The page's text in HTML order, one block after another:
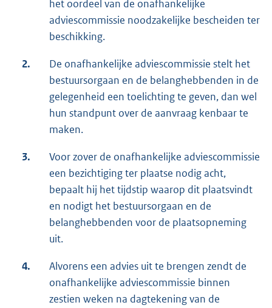
het oordeel van de onafhankelijke
adviescommissie noodzakelijke bescheiden ter
beschikking.
2.
De onafhankelijke adviescommissie stelt het
bestuursorgaan en de belanghebbenden in de
gelegenheid een toelichting te geven, dan wel
hun standpunt over de aanvraag kenbaar te
maken.
3.
Voor zover de onafhankelijke adviescommissie
een bezichtiging ter plaatse nodig acht,
bepaalt hij het tijdstip waarop dit plaatsvindt
en nodigt het bestuursorgaan en de
belanghebbenden voor de plaatsopneming
uit.
4.
Alvorens een advies uit te brengen zendt de
onafhankelijke adviescommissie binnen
zestien weken na dagtekening van de